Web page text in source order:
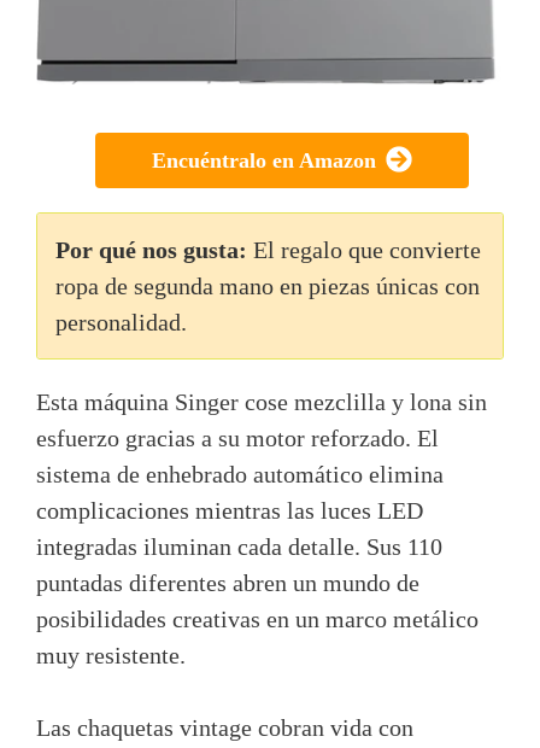
Encuéntralo en Amazon
Por qué nos gusta: El regalo que convierte
ropa de segunda mano en piezas únicas con
personalidad.
Esta máquina Singer cose mezclilla y lona sin
esfuerzo gracias a su motor reforzado. El
sistema de enhebrado automático elimina
complicaciones mientras las luces LED
integradas iluminan cada detalle. Sus 110
puntadas diferentes abren un mundo de
posibilidades creativas en un marco metálico
muy resistente.
Las chaquetas vintage cobran vida con